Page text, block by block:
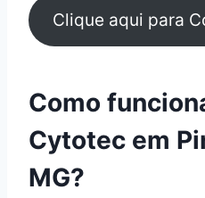
Clique aqui para
Como
Cytotec em
MG?